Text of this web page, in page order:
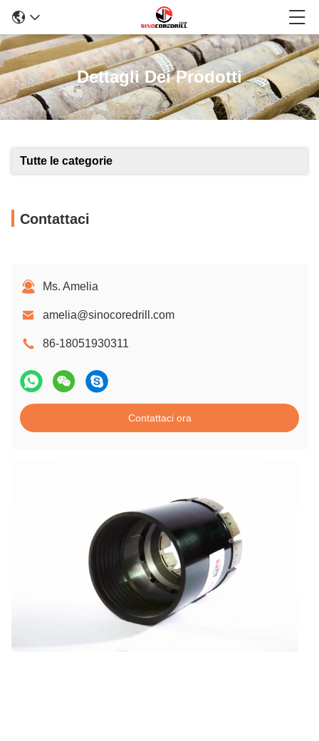
Dettagli Dei Prodotti
Tutte le categorie
Contattaci
Ms. Amelia
amelia@sinocoredrill.com
86-18051930311
Contattaci ora